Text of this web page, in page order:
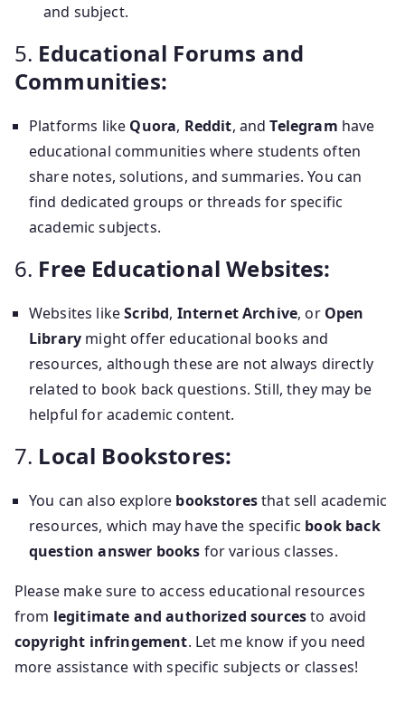
and subject.
5. Educational Forums and
Communities:
Platforms like Quora, Reddit, andTelegram have
educational communities where students often
share notes, solutions, and summaries. You can
find dedicated groups or threads for specific
academic subjects.
6. Free Educational Websites:
Websites likeScribd, Internet Archive, or Open
Library might offer educational books and
resources, although these are not always directly
related to book back questions. Still, they may be
helpful for academic content.
7. Local Bookstores:
You can also explore bookstoresthat sell academic
resources, which may have the specific book back
question answer books for various classes.
Please make sure to access educational resources
from legitimate and authorized sourcesto avoid
copyright infringement. Let me know if you need
more assistance with specific subjects or classes!